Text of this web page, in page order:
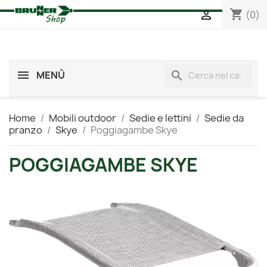
_
shopping_cart (0)

MENÙ search
Home Mobili outdoor Sedie e lettini
Sedie da
pranzo
Skye Poggiagambe Skye
POGGIAGAMBE SKYE